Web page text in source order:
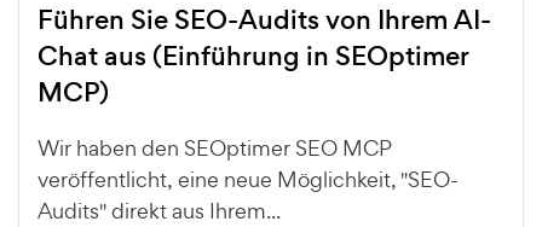
Führen Sie SEO-Audits von Ihrem AI-
Chat aus (Einführung in SEOptimer
MCP)
Wir haben den SEOptimer SEO MCP
veröffentlicht, eine neue Möglichkeit, "SEO-
Audits" direkt aus Ihrem...